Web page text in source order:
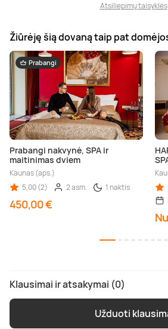
Atsiliepimų taisyklės
Žiūrėję šią dovaną taip pat
Prabangi
Prabangi nakvynė, SPA ir
maitinimas dviem
Kaunas (aps.)
5,00 (2)
2 asm. 1 naktis
450,00 €
Klausimai ir atsakymai (0)
Užduoti